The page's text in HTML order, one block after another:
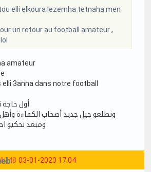
elli elkoura lezemha tetnaha men
un retour au football amateur ,
amateur
3anna dans notre football
أول حاجة
ونطلعو جيل جديد أصحاب الكفاءة
ومبعد نحكيو
#148 03-01-2023 17:04